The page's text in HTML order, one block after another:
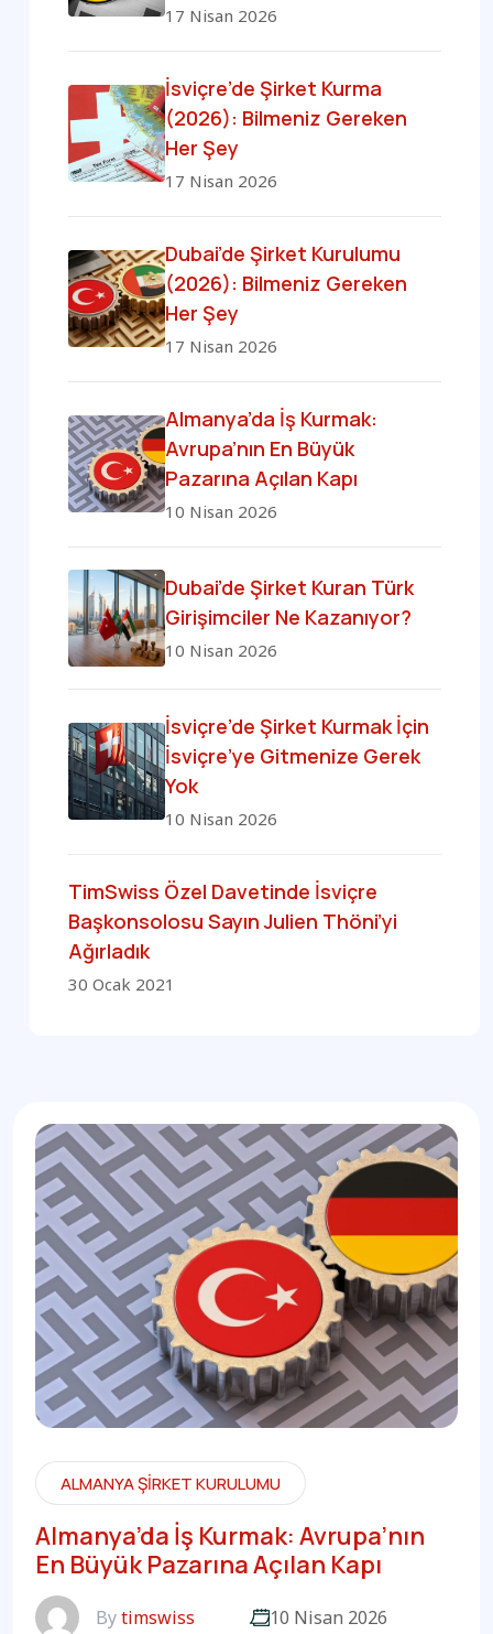
ALMANYA ŞIRKET KURULUMU
Almanya’da İş Kurmak: Avrupa’nın
En Büyük Pazarına Açılan Kapı
Bytimswiss 10 Nisan 2026
17 Nisan 2026
İsviçre’de Şirket Kurma
(2026): Bilmeniz Gereken
Her Şey
17 Nisan 2026
Dubai’de Şirket Kurulumu
(2026): Bilmeniz Gereken
Her Şey
17 Nisan 2026
Almanya’da İş Kurmak:
Avrupa’nın En Büyük
Pazarına Açılan Kapı
10 Nisan 2026
Dubai’de Şirket Kuran Türk
Girişimciler Ne Kazanıyor?
10 Nisan 2026
İsviçre’de Şirket Kurmak İçin
İsviçre’ye Gitmenize Gerek
Yok
10 Nisan 2026
TimSwiss Özel Davetinde İsviçre
Başkonsolosu Sayın Julien Thöni’yi
Ağırladık
30 Ocak 2021